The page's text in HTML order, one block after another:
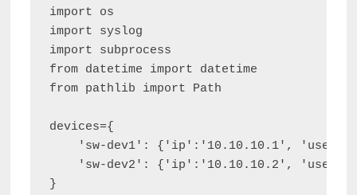
import os
import syslog
import subprocess
from datetime import datetime
from pathlib import Path
devices={
'sw-dev1': {'ip':'10.10.10.1',
'sw-dev2': {'ip':'10.10.10.2',
}